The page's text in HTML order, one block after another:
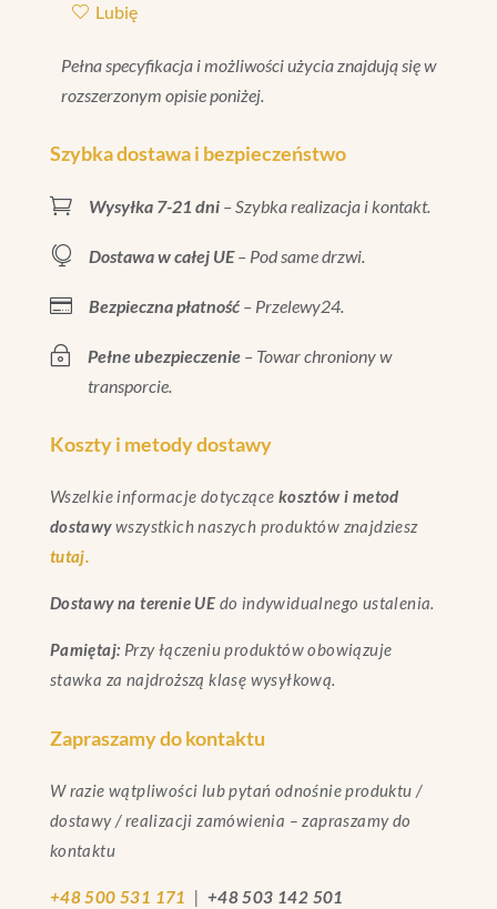
MATT
6X3
Lubię
Pełna specyfikacja i możliwości użycia znajdują się w
rozszerzonym opisie poniżej.
Szybka dostawa i bezpieczeństwo
 Wysyłka 7-21 dni– Szybka realizacja i kontakt.
 Dostawa w całej UE– Pod same drzwi.
 Bezpieczna płatność– Przelewy24.
~ Pełne ubezpieczenie– Towar chroniony w
transporcie.
Koszty i metody dostawy
Wszelkie informacje dotyczące kosztów i metod
dostawywszystkich naszych produktów znajdziesz
tutaj.
Dostawy na terenie UE do indywidualnego ustalenia.
Pamiętaj: Przy łączeniu produktów obowiązuje
stawka za najdroższą klasę wysyłkową.
Zapraszamy do kontaktu
W razie wątpliwości lub pytań odnośnie produktu /
dostawy / realizacji zamówienia – zapraszamy do
kontaktu
+48 500 531 171 | +48 503 142 501